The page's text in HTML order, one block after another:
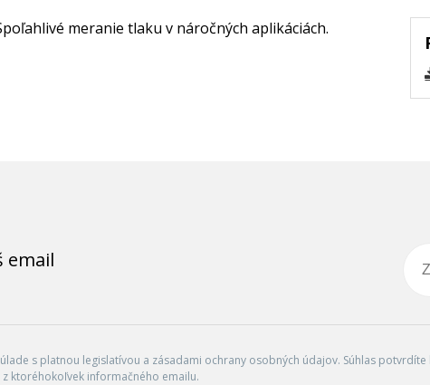
meranie tlaku v náročných aplikáciách.
email
s platnou legislatívou a zásadami ochrany osobných údajov. Súhlas
ktoréhokoľvek informačného emailu.